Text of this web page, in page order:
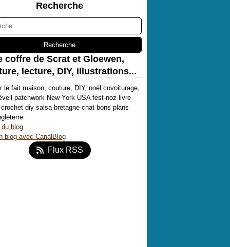
Recherche
coffre de Scrat et Gloewen,
lecture, DIY, illustrations...
le fait maison, couture, DIY, noël covoiturage,
patchwork New York USA fest-noz livre
diy salsa bretagne chat bons plans
blog
blog avec CanalBlog
Flux RSS